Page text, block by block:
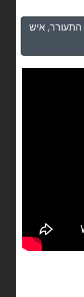
התעורר, איש